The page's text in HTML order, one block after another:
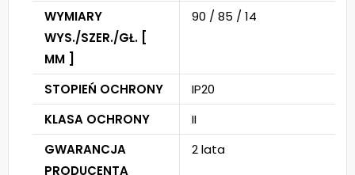
WYMIARY
WYS./SZER./GŁ. [
MM ]
90 / 85 / 14
STOPIEŃ OCHRONY
IP20
KLASA OCHRONY
II
GWARANCJA
PRODUCENTA
2 lata